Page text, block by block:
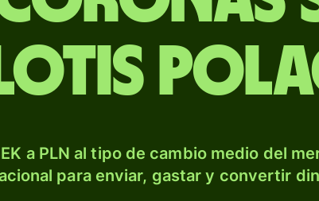
a PLN al tipo de cambio medio del
para enviar, gastar y convertir